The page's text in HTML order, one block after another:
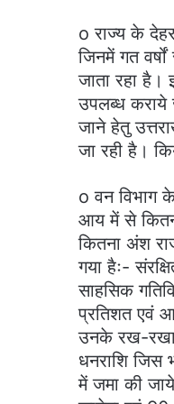
o राज्य के
जिनमें गत
जाता रहा है।
उपलब्ध कराये
जाने हेतु
जा रही है।
o वन विभाग
आय में से
कितना अंश
गया हैः-
साहसिक
प्रतिशत एवं
उनके रख-
धनराशि
में जमा की